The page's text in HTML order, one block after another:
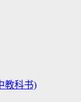
教科书)